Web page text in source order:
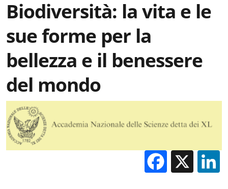
Biodiversità: la vita e le
sue forme per la
bellezza e il benessere
del mondo
X